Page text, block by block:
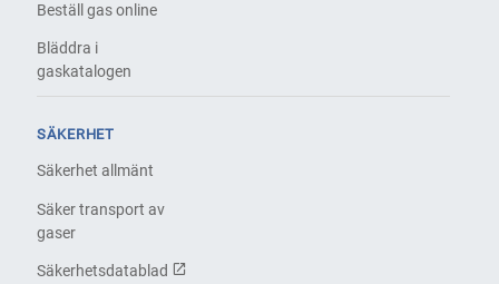
Beställ gas online
Bläddra i
gaskatalogen
SÄKERHET
Säkerhet allmänt
Säker transport av
gaser
Säkerhetsdatablad